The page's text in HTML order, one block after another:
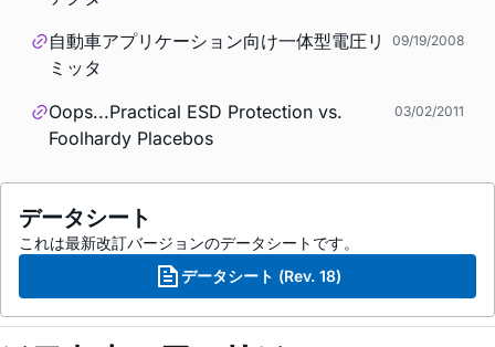
自動車アプリケーション向け一体型電圧リ
ミッタ
09/19/2008
Oops...Practical ESD Protection vs.
Foolhardy Placebos
03/02/2011
データシート
これは最新改訂バージョンのデータシートです。
データシート (Rev. 18)